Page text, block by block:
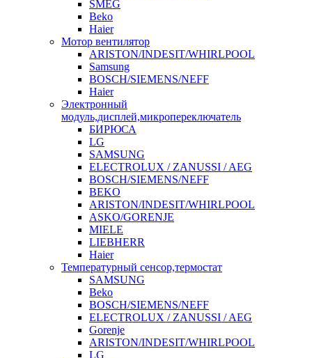
SMEG
Beko
Haier
Мотор вентилятор
ARISTON/INDESIT/WHIRLPOOL
Samsung
BOSCH/SIEMENS/NEFF
Haier
Электронный
модуль,дисплей,микропереключатель
БИРЮСА
LG
SAMSUNG
ELECTROLUX / ZANUSSI / AEG
BOSCH/SIEMENS/NEFF
BEKO
ARISTON/INDESIT/WHIRLPOOL
ASKO/GORENJE
MIELE
LIEBHERR
Haier
Температурный сенсор,термостат
SAMSUNG
Beko
BOSCH/SIEMENS/NEFF
ELECTROLUX / ZANUSSI / AEG
Gorenje
ARISTON/INDESIT/WHIRLPOOL
LG